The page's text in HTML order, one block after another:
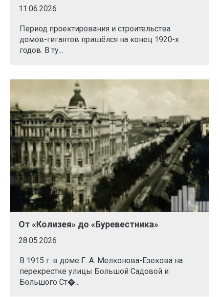
11.06.2026
Период проектирования и строительства
домов-гигантов пришёлся на конец 1920-х
годов. В ту...
От «Колизея» до «Буревестника»
28.05.2026
В 1915 г. в доме Г. А. Мелконова-Езекова на
перекрестке улицы Большой Садовой и
Большого Ст�...